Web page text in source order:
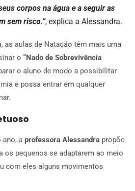
corpos na água e a seguir as
sem risco.”, explica a Alessandra.
as aulas de Natação têm mais uma
o “Nado de Sobrevivência
o aluno de modo a possibilitar
e possa entrar em qualquer
ano, a professora Alessandra propõe
os pequenos se adaptarem ao meio
com eles alguns movimentos